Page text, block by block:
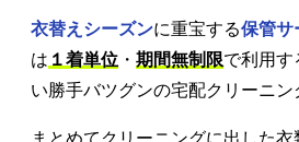
衣替えシーズンに重宝する保管サ
は １着単位 ・ 期間無制限で利用す
い勝手バツグンの宅配クリーニン
まとめてクリーニングに出した